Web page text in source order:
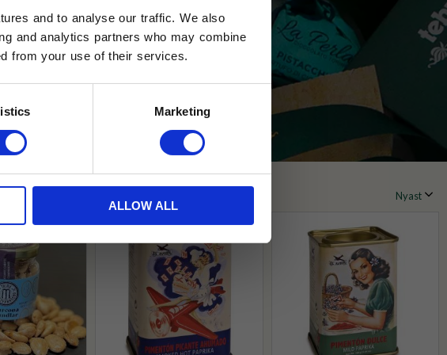
and to analyse our traffic. We also
and analytics partners who may combine
from your use of their services.
Marketing
ALLOW ALL